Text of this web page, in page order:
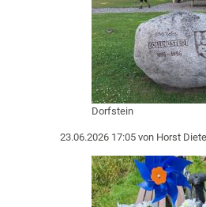
Dorfstein
23.06.2026 17:05 von Horst